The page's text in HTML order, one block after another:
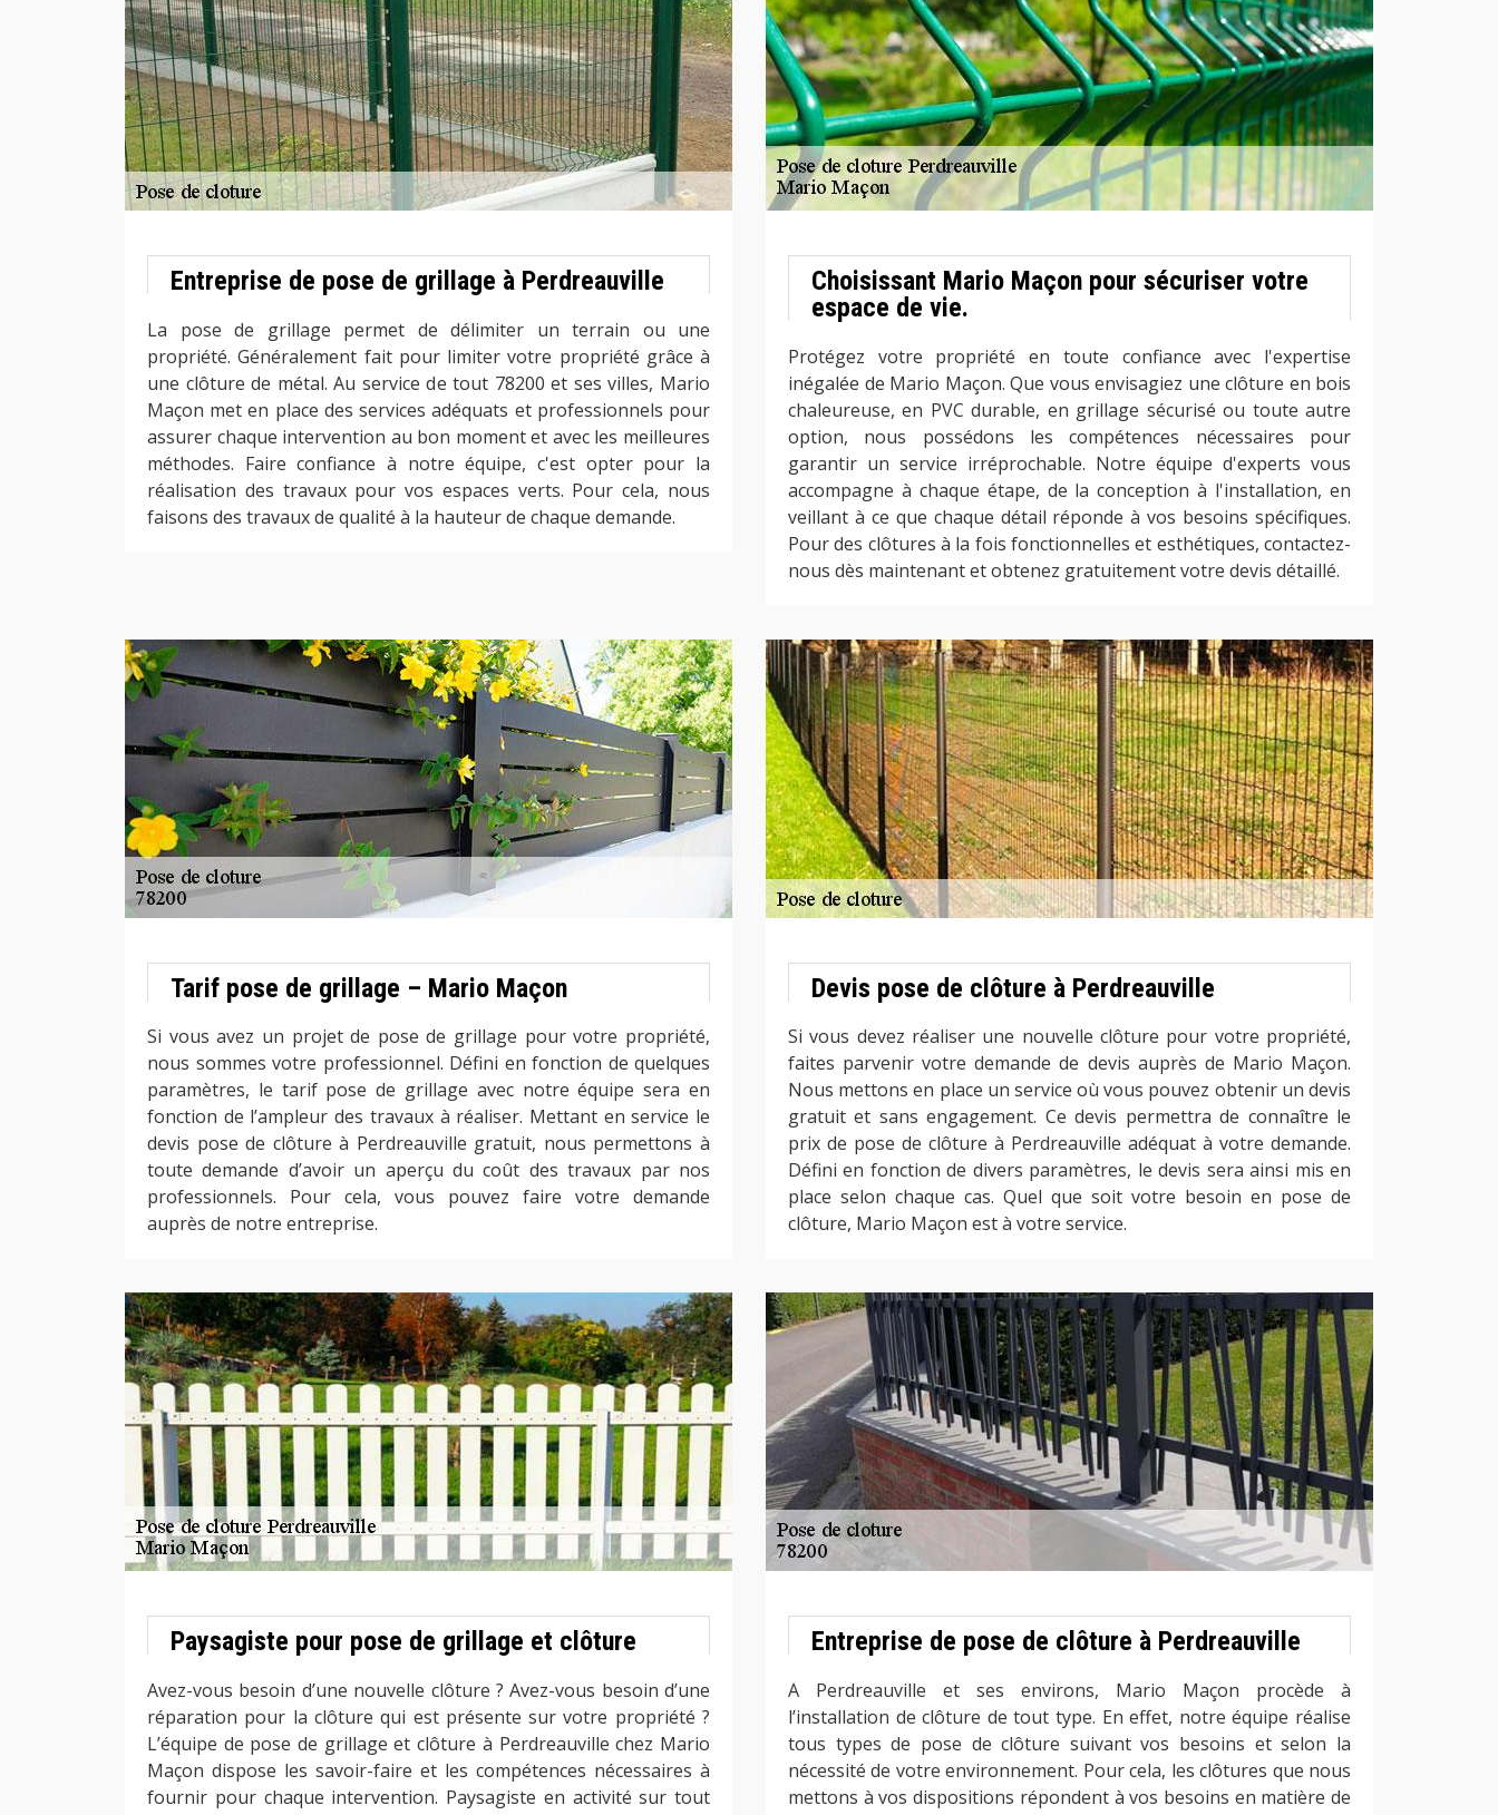
Entreprise de pose de grillage à Perdreauville
La pose de grillage permet de délimiter un terrain ou une
propriété. Généralement fait pour limiter votre propriété grâce à
une clôture de métal. Au service de tout 78200 et ses villes, Mario
Maçon met en place des services adéquats et professionnels pour
assurer chaque intervention au bon moment et avec les meilleures
méthodes. Faire confiance à notre équipe, c'est opter pour la
réalisation des travaux pour vos espaces verts. Pour cela, nous
faisons des travaux de qualité à la hauteur de chaque demande.
Choisissant Mario Maçon pour sécuriser votre
espace de vie.
Protégez votre propriété en toute confiance avec l'expertise
inégalée de Mario Maçon. Que vous envisagiez une clôture en bois
chaleureuse, en PVC durable, en grillage sécurisé ou toute autre
option, nous possédons les compétences nécessaires pour
garantir un service irréprochable. Notre équipe d'experts vous
accompagne à chaque étape, de la conception à l'installation, en
veillant à ce que chaque détail réponde à vos besoins spécifiques.
Pour des clôtures à la fois fonctionnelles et esthétiques, contactez-
nous dès maintenant et obtenez gratuitement votre devis détaillé.
Tarif pose de grillage – Mario Maçon
Si vous avez un projet de pose de grillage pour votre propriété,
nous sommes votre professionnel. Défini en fonction de quelques
paramètres, le tarif pose de grillage avec notre équipe sera en
fonction de l’ampleur des travaux à réaliser. Mettant en service le
devis pose de clôture à Perdreauville gratuit, nous permettons à
toute demande d’avoir un aperçu du coût des travaux par nos
professionnels. Pour cela, vous pouvez faire votre demande
auprès de notre entreprise.
Devis pose de clôture à Perdreauville
Si vous devez réaliser une nouvelle clôture pour votre propriété,
faites parvenir votre demande de devis auprès de Mario Maçon.
Nous mettons en place un service où vous pouvez obtenir un devis
gratuit et sans engagement. Ce devis permettra de connaître le
prix de pose de clôture à Perdreauville adéquat à votre demande.
Défini en fonction de divers paramètres, le devis sera ainsi mis en
place selon chaque cas. Quel que soit votre besoin en pose de
clôture, Mario Maçon est à votre service.
Paysagiste pour pose de grillage et clôture
Avez-vous besoin d’une nouvelle clôture ? Avez-vous besoin d’une
réparation pour la clôture qui est présente sur votre propriété ?
L’équipe de pose de grillage et clôture à Perdreauville chez Mario
Maçon dispose les savoir-faire et les compétences nécessaires à
fournir pour chaque intervention. Paysagiste en activité sur tout
Entreprise de pose de clôture à Perdreauville
A Perdreauville et ses environs, Mario Maçon procède à
l’installation de clôture de tout type. En effet, notre équipe réalise
tous types de pose de clôture suivant vos besoins et selon la
nécessité de votre environnement. Pour cela, les clôtures que nous
mettons à vos dispositions répondent à vos besoins en matière de